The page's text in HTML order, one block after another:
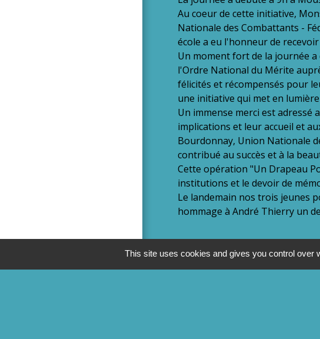
Au coeur de cette initiative,
Nationale des Combattants -
école a eu l'honneur de
Un moment fort de la journée
l'Ordre National du Mérite
félicités et récompensés pour
une initiative qui met en
Un immense merci est adressé
implications et leur accueil et
Bourdonnay, Union Nationale
contribué au succès et à la
Cette opération "Un Drapeau
institutions et le devoir de
Le landemain nos trois jeunes
hommage à André Thierry un
This site uses cookies and gives you control over